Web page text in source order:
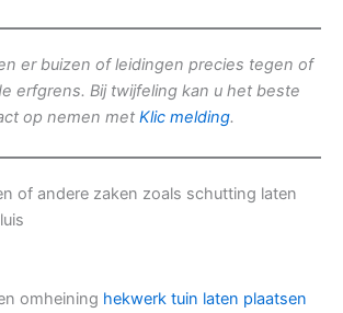
er buizen of leidingen precies tegen of
erfgrens. Bij twijfeling kan u het beste
op nemen met Klic melding.
of andere zaken zoals schutting laten
omheining hekwerk tuin laten plaatsen